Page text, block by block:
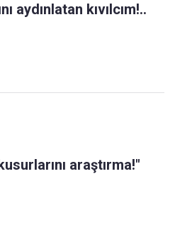
aydınlatan kıvılcım!..
araştırma!"